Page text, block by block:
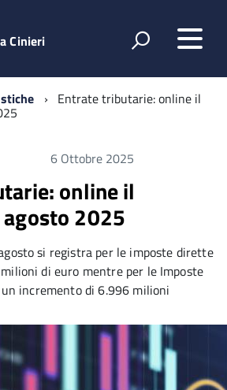
Cinieri
Entrate tributarie: online il
6 Ottobre 2025
online il
2025
si registra per le imposte dirette
di euro mentre per le Imposte
incremento di 6.996 milioni